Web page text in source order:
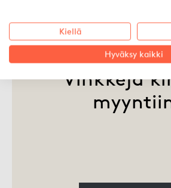
Vinkkejä
Kiellä
Hyväksy kaikki